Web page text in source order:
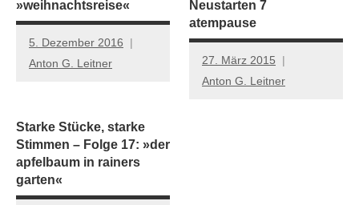
»weihnachtsreise«
5. Dezember 2016
Anton G. Leitner
Neustarten 7
atempause
27. März 2015
Anton G. Leitner
Starke Stücke, starke
Stimmen – Folge 17: »der
apfelbaum in rainers
garten«